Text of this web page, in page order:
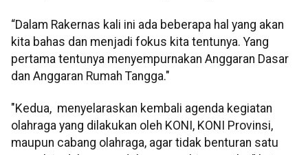
“Dalam Rakernas kali ini ada beberapa hal yang akan
kita bahas dan menjadi fokus kita tentunya. Yang
pertama tentunya menyempurnakan Anggaran Dasar
dan Anggaran Rumah Tangga."
"Kedua, menyelaraskan kembali agenda kegiatan
olahraga yang dilakukan oleh KONI, KONI Provinsi,
maupun cabang olahraga, agar tidak benturan satu